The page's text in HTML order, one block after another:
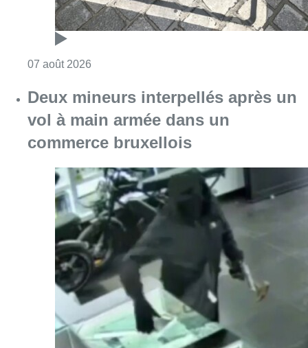
07 août 2026
Deux mineurs interpellés après un
vol à main armée dans un
commerce bruxellois